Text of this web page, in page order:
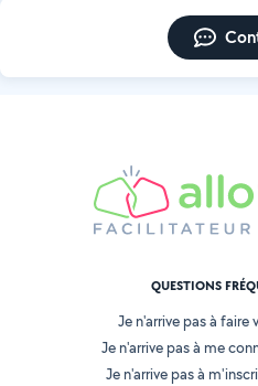
QUESTIONS
Je n'arrive pas à
Je n'arrive pas à me
Je n'arrive pas à